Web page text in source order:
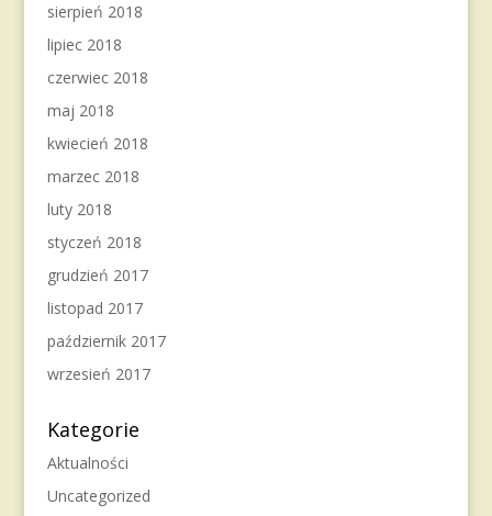
sierpień 2018
lipiec 2018
czerwiec 2018
maj 2018
kwiecień 2018
marzec 2018
luty 2018
styczeń 2018
grudzień 2017
listopad 2017
październik 2017
wrzesień 2017
Kategorie
Aktualności
Uncategorized